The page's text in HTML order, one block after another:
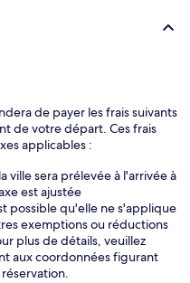
de payer les frais suivants
de votre départ. Ces frais
applicables :
ville sera prélevée à l'arrivée à
est ajustée
possible qu'elle ne s'applique
exemptions ou réductions
plus de détails, veuillez
aux coordonnées figurant